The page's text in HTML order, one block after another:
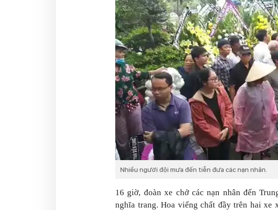
Nhiều người đội mưa đến tiễn đưa các nạn nhân.
16 giờ, đoàn xe chở các nạn nhân đến
nghĩa trang. Hoa viếng chất đầy trên hai xe